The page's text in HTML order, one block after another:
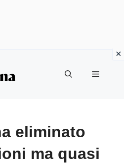
Menu
eliminato
ma quasi